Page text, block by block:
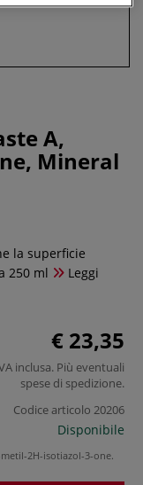
A,
Mineral
la superficie
250 ml
Leggi
€ 23,35
inclusa. Più eventuali
spese di spedizione.
Codice articolo 20206
Disponibile
2H-isotiazol-3-one.